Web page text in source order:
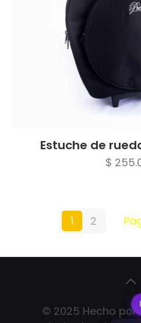
Estuche de
$
1 2
© 2025 Hecho por